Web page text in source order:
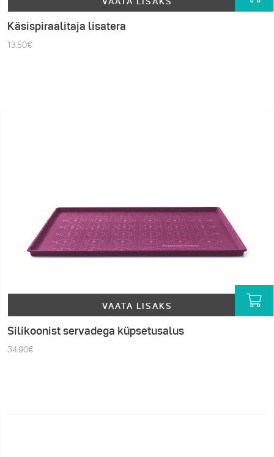
Käsispiraalitaja lisatera
13.50€
VAATA LISAKS
Silikoonist servadega küpsetusalus
34.90€